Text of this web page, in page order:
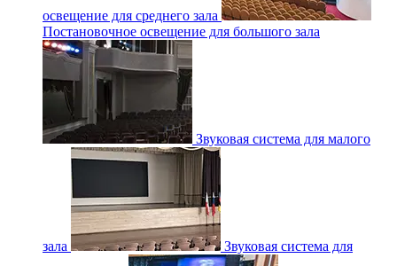
освещение для среднего зала
Постановочное освещение для большого зала
Звуковая система для малого
зала Звуковая система для